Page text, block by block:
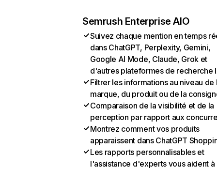
Semrush Enterprise AIO
Suivez chaque mention en temps
dans ChatGPT, Perplexity, Gemini,
Google AI Mode, Claude, Grok et
d'autres plateformes de recherche
Filtrer les informations au niveau de
marque, du produit ou de la
Comparaison de la visibilité et de la
perception par rapport aux
Montrez comment vos produits
apparaissent dans ChatGPT
Les rapports personnalisables et
l'assistance d'experts vous aident à